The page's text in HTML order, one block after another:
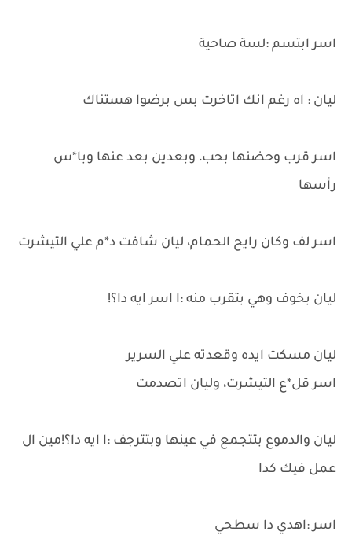
اسر ابتسم :لسة صاحية
ليان : اه رغم انك اتاخرت بس برضوا هستناك
اسر قرب وحضنها بحب، وبعدين بعد عنها وبا*س
رأسها
اسر لف وكان رايح الحمام، ليان شافت د*م علي التيشرت
ليان بخوف وهي بتقرب منه :ا اسر ايه دا؟!
ليان مسكت ايده وقعدته علي السرير
اسر قل*ع التيشرت، وليان اتصدمت
ليان والدموع بتتجمع في عينها وبتترجف :ا ايه دا؟!مين ال
عمل فيك كدا
اسر :اهدي دا سطحي